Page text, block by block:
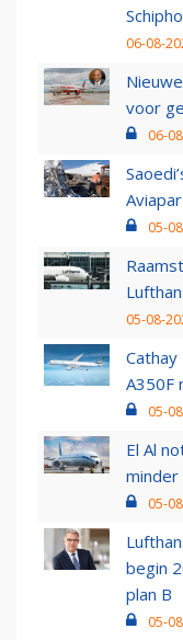
06-08-
voor
06-
05-
05-08-
A350F
05-
El Al
05-
begin
plan B
05-